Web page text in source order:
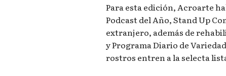
Para esta edición, Acroarte
Podcast del Año, Stand Up
extranjero, además de
y Programa Diario de
rostros entren a la selecta